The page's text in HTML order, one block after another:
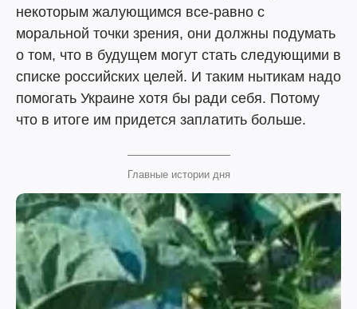
некоторым жалующимся все-равно с
моральной точки зрения, они должны подумать
о том, что в будущем могут стать следующими в
списке российских целей. И таким нытикам надо
помогать Украине хотя бы ради себя. Потому
что в итоге им придется заплатить больше.
Главные истории дня